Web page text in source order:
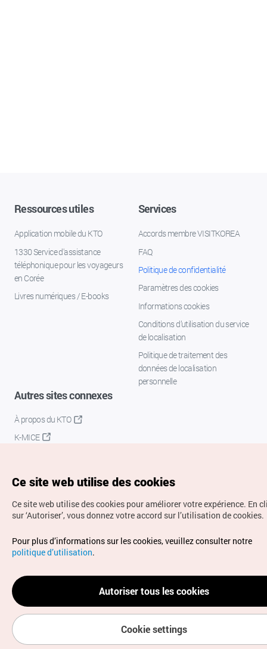
Ressources utiles
Application mobile du KTO
1330 Service d'assistance
téléphonique pour les voyageurs
en Corée
Livres numériques / E-books
Services
Accords membre VISITKOREA
FAQ
Politique de confidentialité
Paramètres des cookies
Informations cookies
Conditions d’utilisation du service
de localisation
Politique de traitement des
données de localisation
personnelle
Autres sites connexes
À propos du KTO
K-MICE
Droits d’auteur (c) Office National du Tourisme en Corée.
Tous droits réservés.
Pour les rapports d'erreurs et demandes de renseignements,
adressez vos demandes à
info.ontc@gmail.com
Ce site web utilise des cookies
Ce site web utilise des cookies pour améliorer votre expérience. En
sur ‘Autoriser’, vous donnez votre accord sur l’utilisation de cookies.
Pour plus d’informations sur les cookies, veuillez consulter notre
politique d’utilisation.
Autoriser tous les cookies
Cookie settings